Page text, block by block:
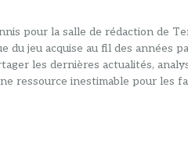
pour la salle de rédaction de
jeu acquise au fil des années
les dernières actualités,
ressource inestimable pour les